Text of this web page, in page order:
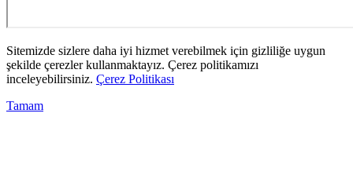
Sitemizde sizlere daha iyi hizmet verebilmek için gizliliğe uygun
şekilde çerezler kullanmaktayız. Çerez politikamızı
inceleyebilirsiniz. Çerez Politikası
Tamam